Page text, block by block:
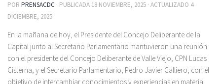
POR PRENSACDC · PUBLICADA 18 NOVIEMBRE, 2025 · ACTUALIZADO 4
DICIEMBRE, 2025
En la mañana de hoy, el Presidente del Concejo Deliberante de la
Capital junto al Secretario Parlamentario mantuvieron una reunión
con el presidente del Concejo Deliberante de Valle Viejo, CPN Lucas
Cisterna, y el Secretario Parlamentario, Pedro Javier Calliero, con el
objetivo de intercambiar conocimientos y experiencias en materia